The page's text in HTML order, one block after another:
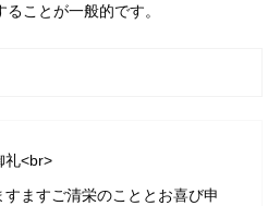
ことが一般的です。
礼<br>
ますご清栄のこととお喜び申